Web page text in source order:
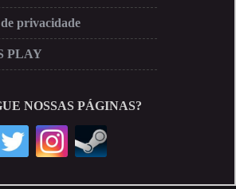
privacidade
PLAY
NOSSAS PÁGINAS?